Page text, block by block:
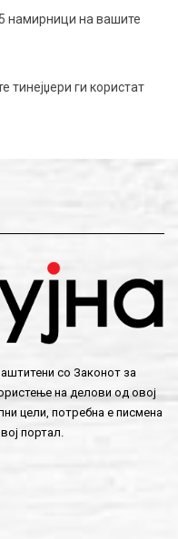
намирници на вашите
тинејџери ги користат
со Законот за
на делови од овој
цели, потребна е писмена
портал.